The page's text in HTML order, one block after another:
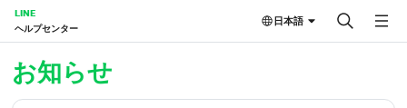
LINE
ヘルプセンター
日本語
お知らせ